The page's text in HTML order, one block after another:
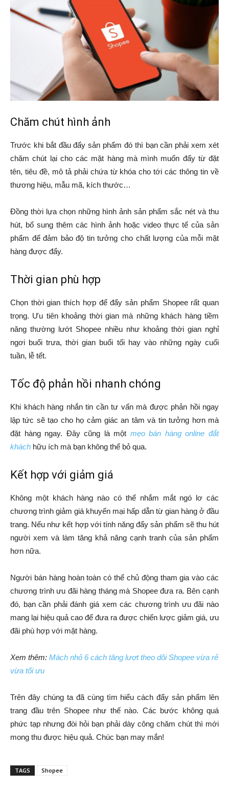
Chăm chút hình ảnh
Trước khi bắt đầu đẩy sản phẩm đó thì bạn cần phải xem xét
chăm chút lại cho các mặt hàng mà mình muốn đẩy từ đặt
tên, tiêu đề, mô tả phải chứa từ khóa cho tới các thông tin về
thương hiệu, mẫu mã, kích thước…
Đồng thời lựa chọn những hình ảnh sản phẩm sắc nét và thu
hút, bổ sung thêm các hình ảnh hoặc video thực tế của sản
phẩm để đảm bảo độ tin tưởng cho chất lượng của mỗi mặt
hàng được đẩy.
Thời gian phù hợp
Chọn thời gian thích hợp để đẩy sản phẩm Shopee rất quan
trọng. Ưu tiên khoảng thời gian mà những khách hàng tiềm
năng thường lướt Shopee nhiều như khoảng thời gian nghỉ
ngơi buổi trưa, thời gian buổi tối hay vào những ngày cuối
tuần, lễ tết.
Tốc độ phản hồi nhanh chóng
Khi khách hàng nhắn tin cần tư vấn mà được phản hồi ngay
lập tức sẽ tạo cho họ cảm giác an tâm và tin tưởng hơn mà
đặt hàng ngay. Đây cũng là một mẹo bán hàng online đắt
khách hữu ích mà bạn không thể bỏ qua.
Kết hợp với giảm giá
Không một khách hàng nào có thể nhắm mắt ngó lơ các
chương trình giảm giá khuyến mại hấp dẫn từ gian hàng ở đầu
trang. Nếu như kết hợp với tính năng đẩy sản phẩm sẽ thu hút
người xem và làm tăng khả năng cạnh tranh của sản phẩm
hơn nữa.
Người bán hàng hoàn toàn có thể chủ động tham gia vào các
chương trình ưu đãi hàng tháng mà Shopee đưa ra. Bên cạnh
đó, bạn cần phải đánh giá xem các chương trình ưu đãi nào
mang lại hiệu quả cao để đưa ra được chiến lược giảm giá, ưu
đãi phù hợp với mặt hàng.
Xem thêm: Mách nhỏ 6 cách tăng lượt theo dõi Shopee vừa rẻ
vừa tối ưu
Trên đây chúng ta đã cùng tìm hiểu cách đẩy sản phẩm lên
trang đầu trên Shopee như thế nào. Các bước không quá
phức tạp nhưng đòi hỏi bạn phải dày công chăm chút thì mới
mong thu được hiệu quả. Chúc bạn may mắn!
TAGS Shopee